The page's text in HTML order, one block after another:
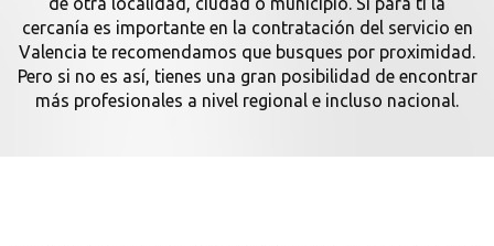
cercanía es importante en la contratación del servicio en
Valencia te recomendamos que busques por proximidad.
Pero si no es así, tienes una gran posibilidad de encontrar
más profesionales a nivel regional e incluso nacional.